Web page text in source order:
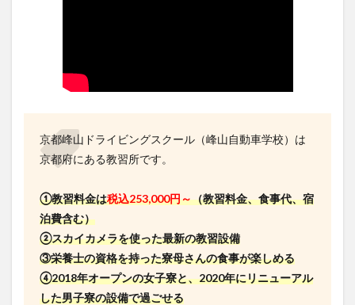
京都峰山ドライビングスクール（峰山自動車学校）は
京都府にある教習所です。
①教習料金は税込253,000円～（教習料金、食事代、宿
泊費含む）
②スカイカメラを使った最新の教習設備
③栄養士の資格を持った寮母さんの食事が楽しめる
④2018年オープンの女子寮と、2020年にリニューアル
した男子寮の設備で過ごせる